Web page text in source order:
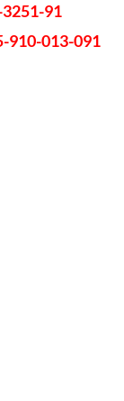
91
910-013-091